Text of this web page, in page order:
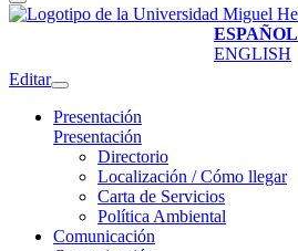
ESPAÑOL
ENGLISH
Editar
Presentación
Presentación
Directorio
Localización / Cómo llegar
Carta de Servicios
Política Ambiental
Comunicación